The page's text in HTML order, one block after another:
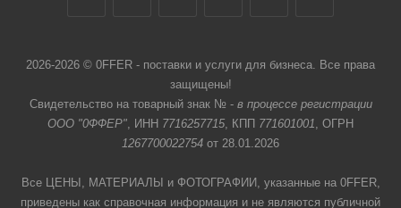
2026-2026 © 0FFER - поставки и услуги для бизнеса. Все права
защищены!
Свидетельство на товарный знак № - в процессе регистрации
ООО "0ФФЕР", ИНН 7716257715, КПП 771601001, ОГРН
1267700022754 от 28.01.2026
Все ЦЕНЫ, МАТЕРИАЛЫ и ФОТОГРАФИИ, указанные на 0FFER,
приведены как справочная информация и не являются публичной